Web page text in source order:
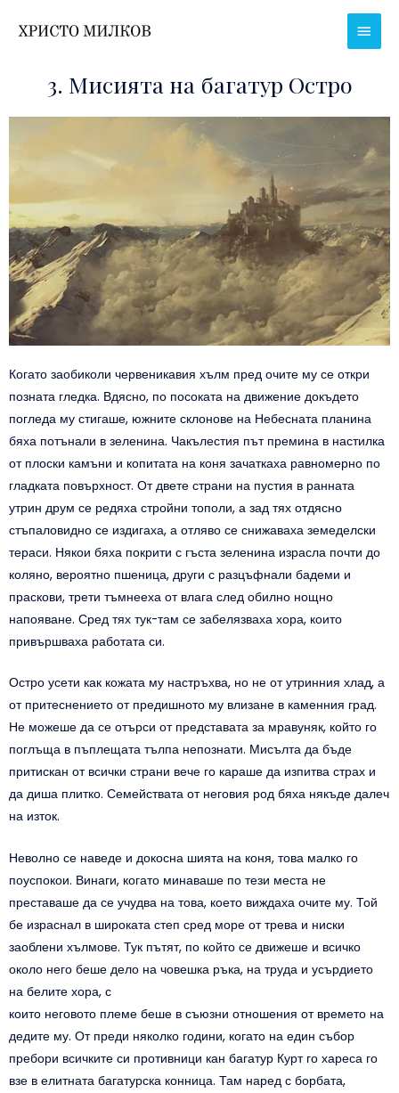
Main
3. Мисията на багатур Остро
Когато заобиколи червеникавия хълм пред очите му се откри
позната гледка. Вдясно, по посоката на движение докъдето
погледа му стигаше, южните склонове на Небесната планина
бяха потънали в зеленина. Чакълестия път премина в настилка
от плоски камъни и копитата на коня зачаткаха равномерно по
гладката повърхност. От двете страни на пустия в ранната
утрин друм се редяха стройни тополи, а зад тях отдясно
стъпаловидно се издигаха, а отляво се снижаваха земеделски
тераси. Някои бяха покрити с гъста зеленина израсла почти до
коляно, вероятно пшеница, други с разцъфнали бадеми и
праскови, трети тъмнееха от влага след обилно нощно
напояване. Сред тях тук-там се забелязваха хора, които
привършваха работата си.
Остро усети как кожата му настръхва, но не от утринния хлад, а
от притеснението от предишното му влизане в каменния град.
Не можеше да се отърси от представата за мравуняк, който го
поглъща в пъплещата тълпа непознати. Мисълта да бъде
притискан от всички страни вече го караше да изпитва страх и
да диша плитко. Семействата от неговия род бяха някъде далеч
на изток.
Неволно се наведе и докосна шията на коня, това малко го
поуспокои. Винаги, когато минаваше по тези места не
преставаше да се учудва на това, което виждаха очите му. Той
бе израснал в широката степ сред море от трева и ниски
заоблени хълмове. Тук пътят, по който се движеше и всичко
около него беше дело на човешка ръка, на труда и усърдието
на белите хора, с
които неговото племе беше в съюзни отношения от времето на
дедите му. От преди няколко години, когато на един събор
пребори всичките си противници кан багатур Курт го хареса го
взе в елитната багатурска конница. Там наред с борбата,